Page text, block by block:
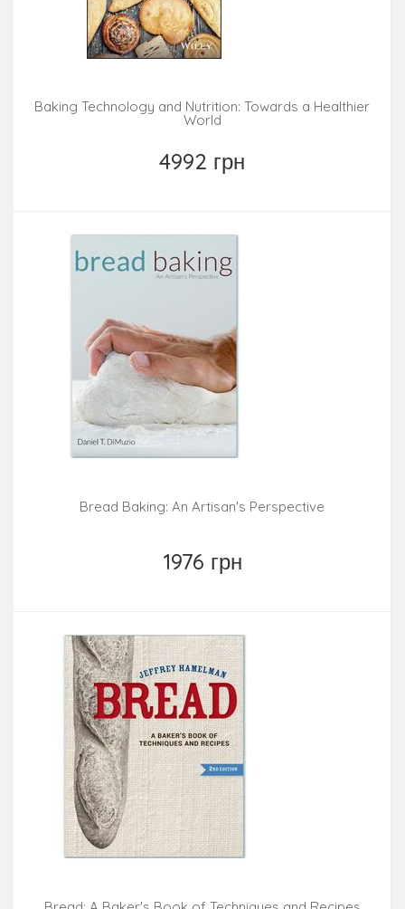
Baking Technology and Nutrition: Towards a Healthier
World
4992 грн
Bread Baking: An Artisan's Perspective
1976 грн